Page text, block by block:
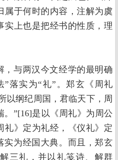
属于何时的内容，注解为虞
实上也是把经书的性质，理
，与两汉今文经学的最明确
”落实为“礼”。郑玄《周礼
以纲纪周国，君临天下，周
”[16]是以《周礼》为周公
礼》定为礼经，《仪礼》定
实为经国大典。而且，郑玄
三礼，并以礼笺诗、解群